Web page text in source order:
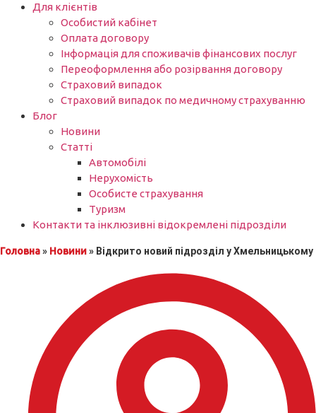
Для клієнтів
Особистий кабінет
Оплата договору
Інформація для споживачів фінансових послуг
Переоформлення або розірвання договору
Страховий випадок
Страховий випадок по медичному страхуванню
Блог
Новини
Статті
Автомобілі
Нерухомість
Особисте страхування
Туризм
Контакти та інклюзивні відокремлені підрозділи
Головна» Новини» Відкрито новий підрозділ у Хмельницькому